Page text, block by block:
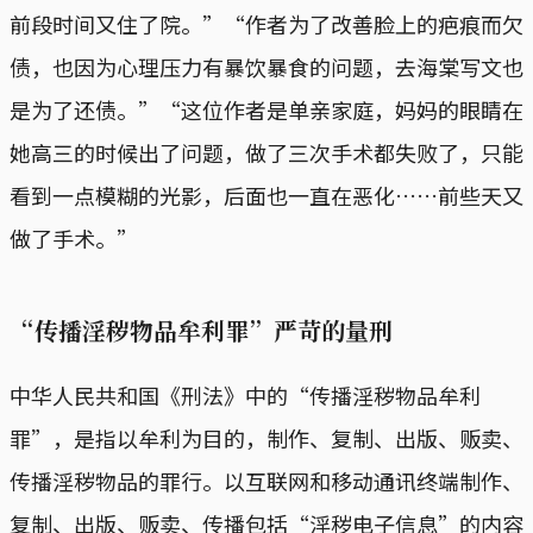
前段时间又住了院。”“作者为了改善脸上的疤痕而欠
债，也因为心理压力有暴饮暴食的问题，去海棠写文也
是为了还债。”“这位作者是单亲家庭，妈妈的眼睛在
她高三的时候出了问题，做了三次手术都失败了，只能
看到一点模糊的光影，后面也一直在恶化……前些天又
做了手术。”
“传播淫秽物品牟利罪”严苛的量刑
中华人民共和国《刑法》中的“传播淫秽物品牟利
罪”，是指以牟利为目的，制作、复制、出版、贩卖、
传播淫秽物品的罪行。以互联网和移动通讯终端制作、
复制、出版、贩卖、传播包括“淫秽电子信息”的内容